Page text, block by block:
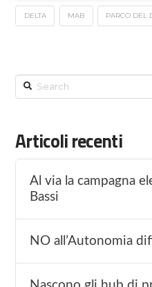
DELTA MAB PARCO DEL
Search
Articoli recenti
Al via la campagna
Bassi
NO all’Autonomia